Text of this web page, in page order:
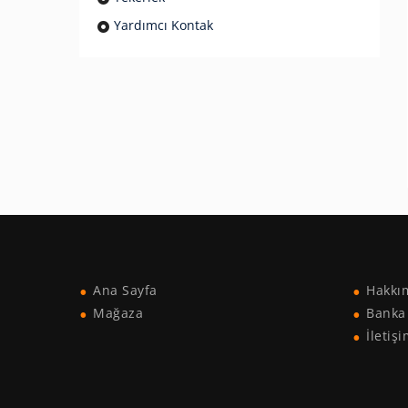
Yardımcı Kontak
Ana Sayfa
Mağaza